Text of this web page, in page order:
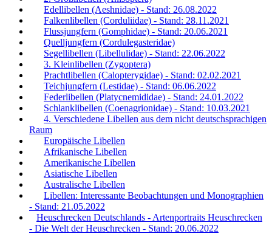
Edellibellen (Aeshnidae) - Stand: 26.08.2022
Falkenlibellen (Corduliidae) - Stand: 28.11.2021
Flussjungfern (Gomphidae) - Stand: 20.06.2021
Quelljungfern (Cordulegasteridae)
Segellibellen (Libellulidae) - Stand: 22.06.2022
3. Kleinlibellen (Zygoptera)
Prachtlibellen (Calopterygidae) - Stand: 02.02.2021
Teichjungfern (Lestidae) - Stand: 06.06.2022
Federlibellen (Platycnemididae) - Stand: 24.01.2022
Schlanklibellen (Coenagrionidae) - Stand: 10.03.2021
4. Verschiedene Libellen aus dem nicht deutschsprachigen
Raum
Europäische Libellen
Afrikanische Libellen
Amerikanische Libellen
Asiatische Libellen
Australische Libellen
Libellen: Interessante Beobachtungen und Monographien
- Stand: 21.05.2022
Heuschrecken Deutschlands - Artenportraits Heuschrecken
- Die Welt der Heuschrecken - Stand: 20.06.2022